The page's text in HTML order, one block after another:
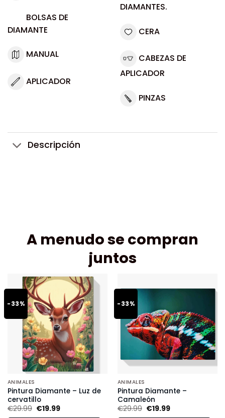
BOLSAS DE
DIAMANTE
MANUAL
APLICADOR
DIAMANTES.
CERA
CABEZAS DE
APLICADOR
PINZAS
Descripción
A menudo se compran
juntos
-33%
ANIMALES
Pintura Diamante – Luz de
cervatillo
€29.99 €19.99
-33%
ANIMALES
Pintura Diamante –
Camaleón
€29.99 €19.99